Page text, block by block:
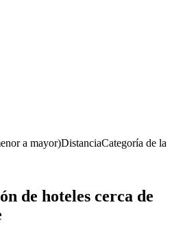
a mayor)DistanciaCategoría de la
de hoteles cerca de